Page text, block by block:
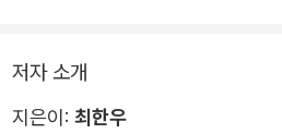
너무 고마웠다. 마치 아이가 진짜로 와
다. 아내도 옆에 놓인 아동 의자를 물끄
저자 소개
지은이: 최한우